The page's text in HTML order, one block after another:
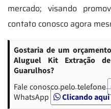
mercado; visando
contato conosco agora
Gostaria de um
Aluguel Kit Extração
Guarulhos?
Fale conosco pelo telefone
WhatsApp
Clicando aqui